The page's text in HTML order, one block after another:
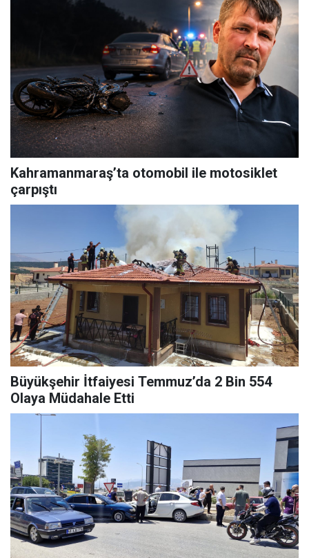
Kahramanmaraş’ta otomobil ile motosiklet
çarpıştı
Büyükşehir İtfaiyesi Temmuz’da 2 Bin 554
Olaya Müdahale Etti